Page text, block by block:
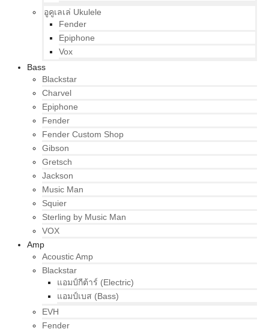
อูคูเลเล่ Ukulele
Fender
Epiphone
Vox
Bass
Blackstar
Charvel
Epiphone
Fender
Fender Custom Shop
Gibson
Gretsch
Jackson
Music Man
Squier
Sterling by Music Man
VOX
Amp
Acoustic Amp
Blackstar
แอมป์กีต้าร์ (Electric)
แอมป์เบส (Bass)
EVH
Fender